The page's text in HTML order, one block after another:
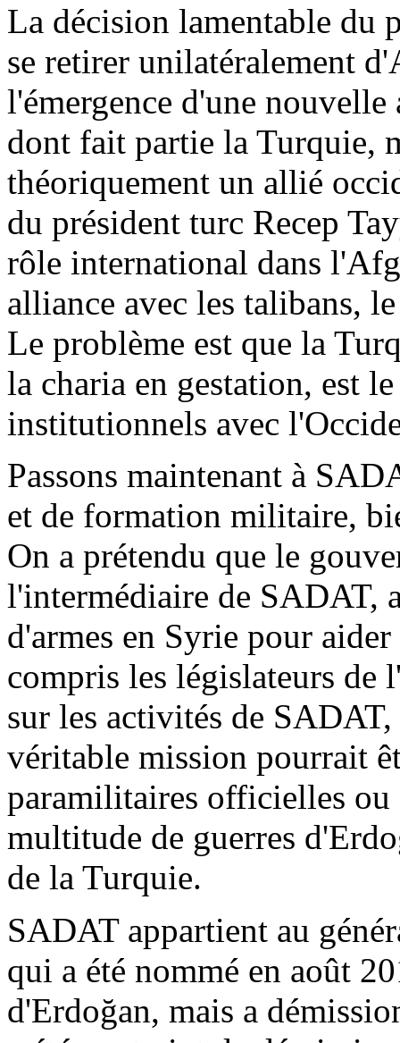
La décision lamentable du
se retirer unilatéralement
l'émergence d'une
dont fait partie la Turquie,
théoriquement un allié
du président turc Recep
rôle international dans
alliance avec les talibans,
Le problème est que la
la charia en gestation, est
institutionnels avec
Passons maintenant à
et de formation militaire,
On a prétendu que le
l'intermédiaire de SADAT,
d'armes en Syrie pour
compris les législateurs de
sur les activités de
véritable mission pourrait
paramilitaires officielles
multitude de guerres d'
de la Turquie.
SADAT appartient au
qui a été nommé en août
d'Erdoğan, mais a